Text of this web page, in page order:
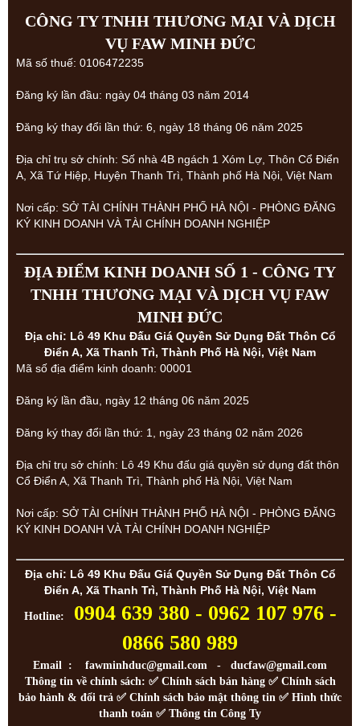
CÔNG TY TNHH THƯƠNG MẠI VÀ DỊCH
VỤ FAW MINH ĐỨC
Mã số thuế: 0106472235
Đăng ký lần đầu: ngày 04 tháng 03 năm 2014
Đăng ký thay đổi lần thứ: 6, ngày 18 tháng 06 năm 2025
Địa chỉ trụ sở chính: Số nhà 4B ngách 1 Xóm Lợ, Thôn Cổ Điển
A, Xã Tứ Hiệp, Huyện Thanh Trì, Thành phố Hà Nội, Việt Nam
Nơi cấp: SỞ TÀI CHÍNH THÀNH PHỐ HÀ NỘI - PHÒNG ĐĂNG
KÝ KINH DOANH VÀ TÀI CHÍNH DOANH NGHIỆP
ĐỊA ĐIỂM KINH DOANH SỐ 1 - CÔNG TY
TNHH THƯƠNG MẠI VÀ DỊCH VỤ FAW
MINH ĐỨC
Địa chỉ: Lô 49 Khu Đấu Giá Quyền Sử Dụng Đất Thôn Cổ
Điển A, Xã Thanh Trì, Thành Phố Hà Nội, Việt Nam
Mã số địa điểm kinh doanh: 00001
Đăng ký lần đầu, ngày 12 tháng 06 năm 2025
Đăng ký thay đổi lần thứ: 1, ngày 23 tháng 02 năm 2026
Địa chỉ trụ sở chính: Lô 49 Khu đấu giá quyền sử dụng đất thôn
Cổ Điển A, Xã Thanh Trì, Thành phố Hà Nội, Việt Nam
Nơi cấp: SỞ TÀI CHÍNH THÀNH PHỐ HÀ NỘI - PHÒNG ĐĂNG
KÝ KINH DOANH VÀ TÀI CHÍNH DOANH NGHIỆP
Địa chỉ: Lô 49 Khu Đấu Giá Quyền Sử Dụng Đất Thôn Cổ
Điển A, Xã Thanh Trì, Thành Phố Hà Nội, Việt Nam
Hotline: 0904 639 380 - 0962 107 976 -
0866 580 989
Email : fawminhduc@gmail.com - ducfaw@gmail.com
Thông tin về chính sách: ✅ Chính sách bán hàng✅ Chính sách
bảo hành & đổi trả ✅ Chính sách bảo mật thông tin ✅ Hình thức
thanh toán ✅ Thông tin Công Ty